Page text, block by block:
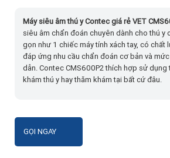
Máy siêu âm thú y Contec giá rẻ VET
siêu âm chẩn đoán chuyên dành cho thú y
gọn như 1 chiếc máy tính xách tay, có chất
đáp ứng nhu cầu chẩn đoán cơ bản và
dẫn. Contec CMS600P2 thích hợp sử
khám thú y hay thăm khám tại bất cứ đâu.
GỌI NGAY